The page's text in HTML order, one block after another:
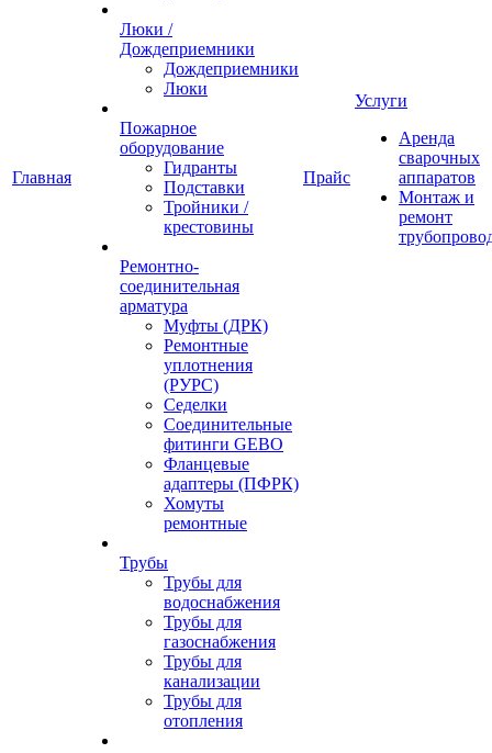
Главная
Люки /
Дождеприемники
Дождеприемники
Люки
Пожарное
оборудование
Гидранты
Подставки
Тройники /
крестовины
Ремонтно-
соединительная
арматура
Муфты (ДРК)
Ремонтные
уплотнения
(РУРС)
Седелки
Соединительные
фитинги GEBO
Фланцевые
адаптеры (ПФРК)
Хомуты
ремонтные
Трубы
Трубы для
водоснабжения
Трубы для
газоснабжения
Трубы для
канализации
Трубы для
отопления
Прайс
Услуги
Аренда
сварочных
аппаратов
Монтаж и
ремонт